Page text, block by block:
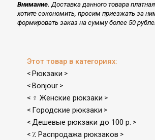
Внимание. Доставка данного товара
хотите сэкономить, просим приезжать за
формировать заказ на сумму более 50
Этот товар в категориях:
< Рюкзаки >
< Bonjour>
< ♀ Женские рюкзаки >
< Городские рюкзаки >
< Дешевые рюкзаки до 100 р. >
< ٪ Распродажа рюкзаков >